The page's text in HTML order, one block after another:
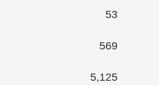
53
569
5,125